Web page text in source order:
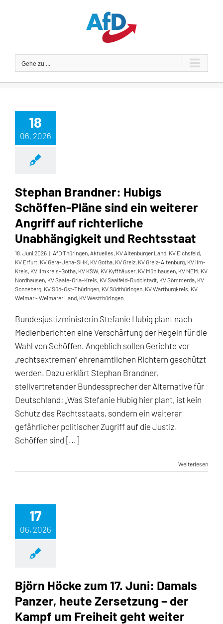
Gehe zu ...
18
06, 2026
Stephan Brandner: Hubigs
Schöffen-Pläne sind ein weiterer
Angriff auf richterliche
Unabhängigkeit und Rechtsstaat
18. Juni 2026 | AfD Thüringen, Aktuelles, KV Altenburger Land, KV Eichsfeld,
KV Erfurt, KV Gera-Jena-SHK, KV Gotha, KV Greiz, KV Greiz-Altenburg, KV Ilm-
Kreis, KV Ilmkreis-Gotha, KV KSW, KV Kyffhäuser, KV Mühlhausen, KV NEM, KV
Nordhausen, KV Saale-Orla-Kreis, KV Saalfeld-Rudolstadt, KV Sömmerda, KV
Sonneberg, KV Süd-Ost-Thüringen, KV Südthüringen, KV Wartburgkreis, KV
Weimar - Weimarer Land, KV Westthüringen
Bundesjustizministerin Stefanie Hubig plant nach
Medienberichten eine Verschärfung der Regeln für die
Wahl von Schöffen. Angeblich sollen Gerichte vor
„rechtsextremen“ ehrenamtlichen Richtern geschützt
werden. Dazu erklärt Stephan Brandner,
stellvertretender Bundessprecher der Alternative für
Deutschland: „Was Stefanie Hubig hier plant, ist kein
Schutz des Rechtsstaats, sondern ein weiterer
gefährlicher politischer Zugriff auf die Justiz.
Schöffen sind [...]
Weiterlesen
17
06, 2026
Björn Höcke zum 17. Juni: Damals
Panzer, heute Zersetzung – der
Kampf um Freiheit geht weiter